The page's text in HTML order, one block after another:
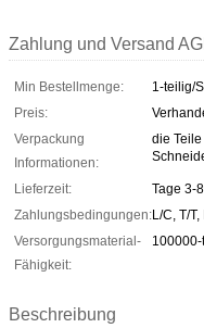
Zahlung und Versand
Min Bestellmenge:
1-teilig/
Preis:
Verpackung
Informationen:
die
Lieferzeit:
Tage 3-
Zahlungsbedingungen:L/C, T/T,
Versorgungsmaterial-
Fähigkeit:
Beschreibung